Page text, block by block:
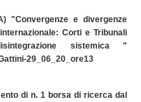
"Convergenze e divergenze
Corti e Tribunali
sistemica "
29_06_20_ore13
di n. 1 borsa di ricerca dal